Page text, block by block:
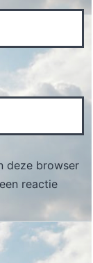
deze browser
reactie